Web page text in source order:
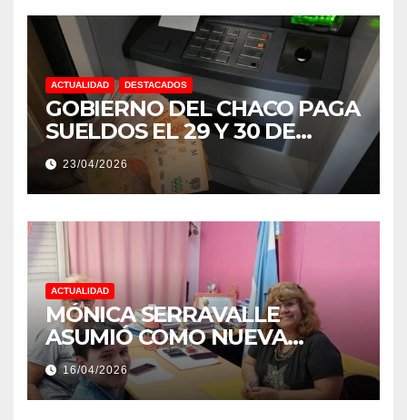
ACTUALIDAD DESTACADOS
GOBIERNO DEL CHACO PAGA
SUELDOS EL 29 Y 30 DE
ABRIL, CON EL 2% DE
AUMENTO
23/04/2026
ACTUALIDAD
MÓNICA SERRAVALLE
ASUMIÓ COMO NUEVA
DIRECTORA DEL E.E.S. N° 82
«RENÉ FAVALORO» DE
BASAIL.
16/04/2026